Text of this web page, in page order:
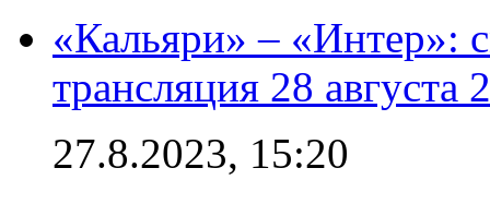
«Кальяри» – «Интер»:
трансляция 28 августа
27.8.2023, 15:20